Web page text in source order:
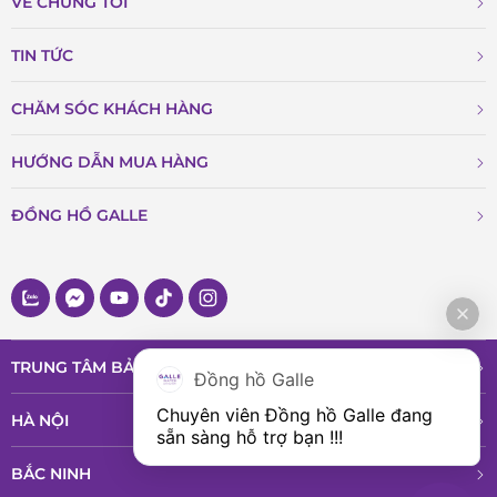
đánh giá cao về độ ổn định và đáng tin cậy.
TIN TỨC
CHĂM SÓC KHÁCH HÀNG
HƯỚNG DẪN MUA HÀNG
ĐỒNG HỒ GALLE
TRUNG TÂM BẢO HÀNH VÀ DỊCH VỤ
HÀ NỘI
BẮC NINH
Đồng hồ Galle
Chuyên viên Đồng hồ Galle đang
sẵn sàng hỗ trợ bạn !!!